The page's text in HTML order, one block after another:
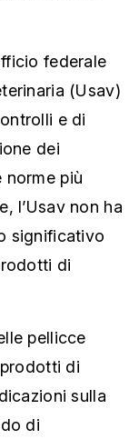
federale
(Usav)
e di
dei
norme più
l’Usav non ha
significativo
di
pellicce
di
sulla
di